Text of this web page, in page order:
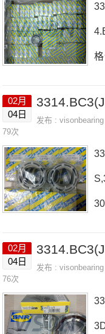
02月
04日
发布 :visonbearing
79次
02月
04日
发布 :visonbearing
76次